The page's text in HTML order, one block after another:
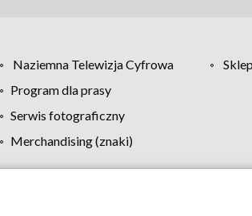
Naziemna Telewizja Cyfrowa
Program dla prasy
Serwis fotograficzny
Merchandising (znaki)